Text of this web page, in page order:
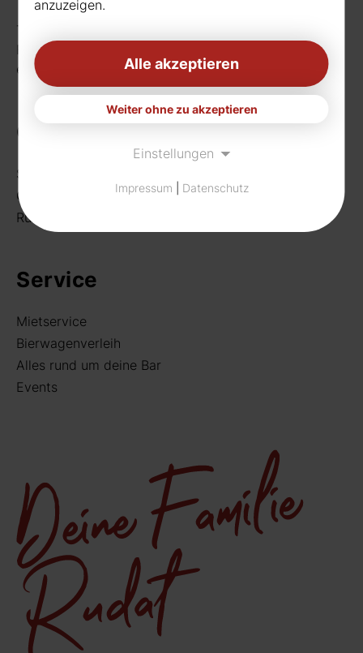
Telefon:
Fax: 0231 656990
eMail:
info[at]rudat-gmbh.de
Getränke
Sortiment
Craft Beer
Rund um deine Bar
Service
Mietservice
Bierwagenverleih
Alles rund um deine Bar
Events
anzuzeigen.
Alle akzeptieren
Weiter ohne zu akzeptieren
Einstellungen
Impressum Datenschutz